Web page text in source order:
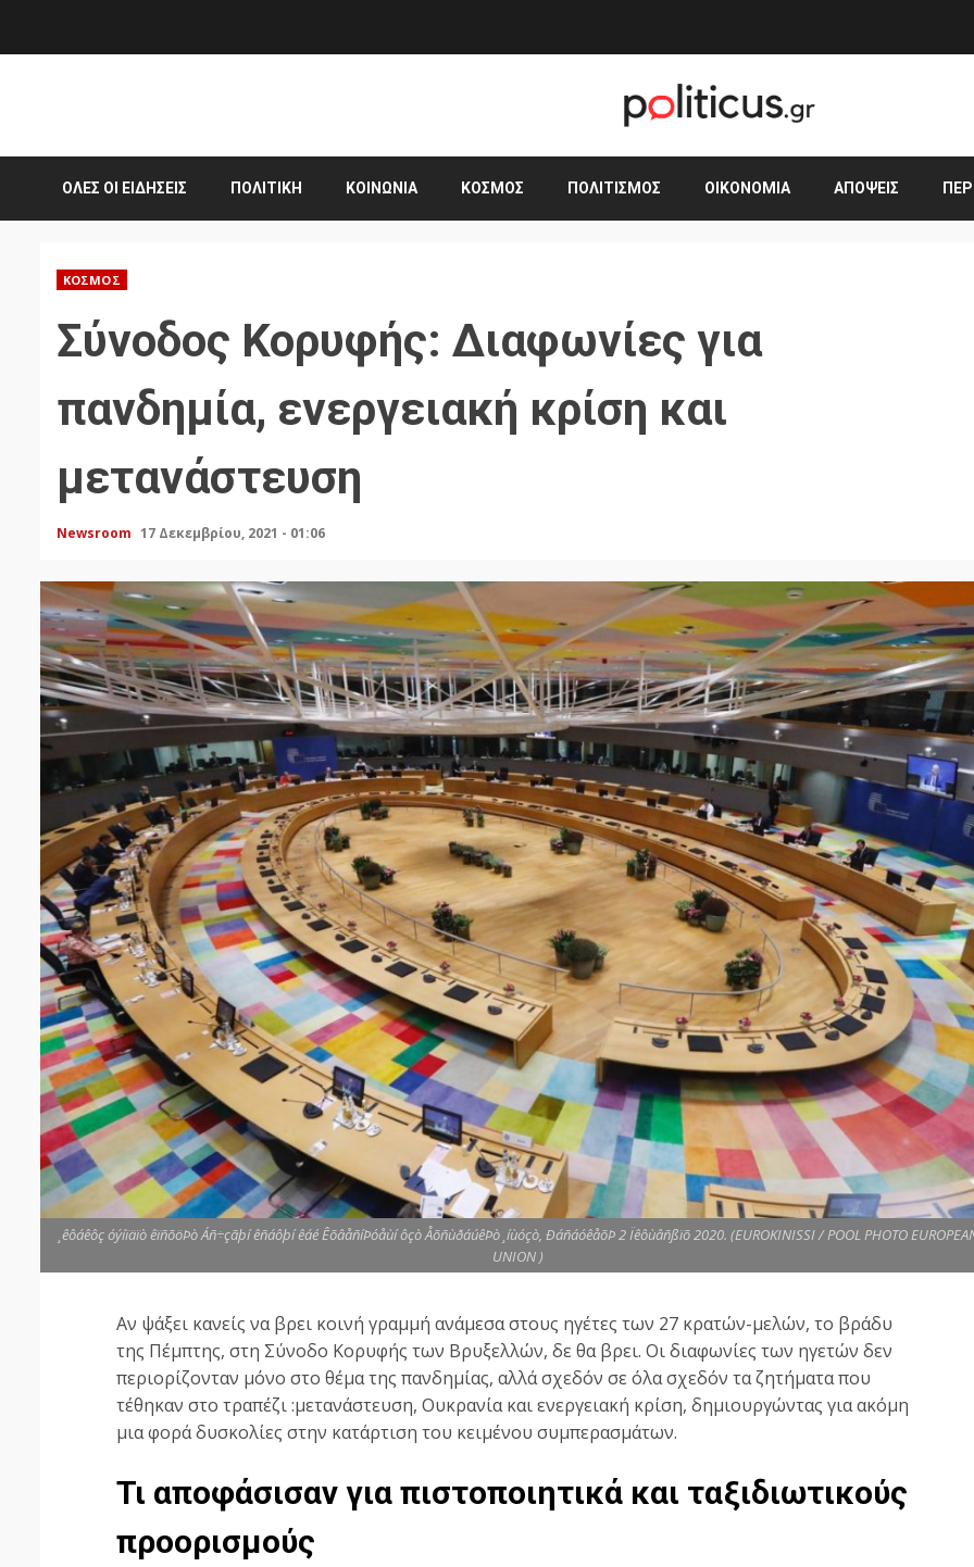
ΌΛΕΣ ΟΙ ΕΙΔΉΣΕΙΣ ΠΟΛΙΤΙΚΉ ΚΟΙΝΩΝΊΑ ΚΌΣΜΟΣ ΠΟΛΙΤΙΣΜΌΣ ΟΙΚΟΝΟΜΊΑ ΑΠΌΨΕΙΣ
ΚΌΣΜΟΣ
Σύνοδος Κορυφής: Διαφωνίες για
πανδημία, ενεργειακή κρίση και
μετανάστευση
Newsroom 17 Δεκεμβρίου, 2021 - 01:06
¸êôáêôç óýíïäïò êïñõöÞò Áñ÷çãþí êñáôþí êáé ÊõâåñíÞóåùí ôçò ÅõñùðáúêÞò ¸íùóçò, ÐáñáóêåõÞ 2 Ïêôùâñßïõ 2020. (EUROKINISSI / POOL PHOTO
UNION )
Αν ψάξει κανείς να βρει κοινή γραμμή ανάμεσα στους ηγέτες των 27 κρατών-μελών, το βράδυ
της Πέμπτης, στη Σύνοδο Κορυφής των Βρυξελλών, δε θα βρει. Οι διαφωνίες των ηγετών δεν
περιορίζονταν μόνο στο θέμα της πανδημίας, αλλά σχεδόν σε όλα σχεδόν τα ζητήματα που
τέθηκαν στο τραπέζι :μετανάστευση, Ουκρανία και ενεργειακή κρίση, δημιουργώντας για ακόμη
μια φορά δυσκολίες στην κατάρτιση του κειμένου συμπερασμάτων.
Τι αποφάσισαν για πιστοποιητικά και ταξιδιωτικούς
προορισμούς